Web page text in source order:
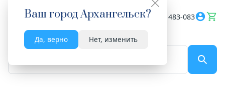
Ваш городАрхангельск?
Да, верно Нет, изменить
Весь сайт 8182 483-083